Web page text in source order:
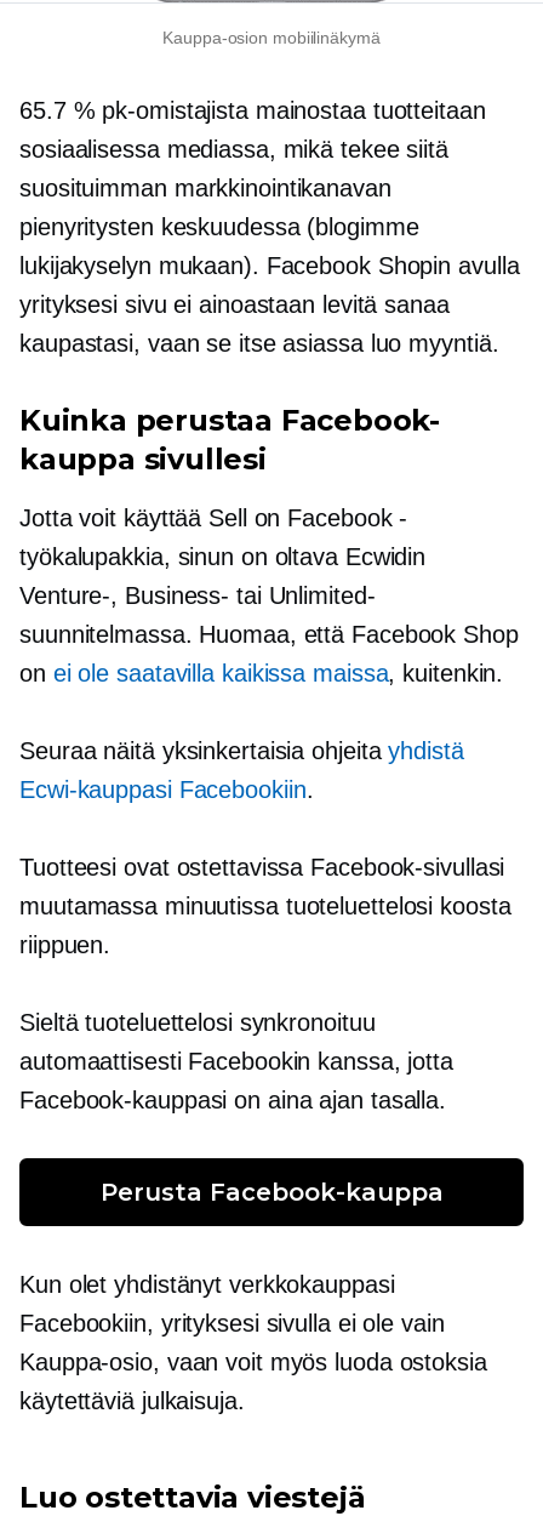
Kauppa-osion mobiilinäkymä
65.7 % pk-omistajista mainostaa tuotteitaan
sosiaalisessa mediassa, mikä tekee siitä
suosituimman markkinointikanavan
pienyritysten keskuudessa (blogimme
lukijakyselyn mukaan). Facebook Shopin avulla
yrityksesi sivu ei ainoastaan ​​levitä sanaa
kaupastasi, vaan se itse asiassa luo myyntiä.
Kuinka perustaa Facebook-
kauppa sivullesi
Jotta voit käyttää Sell on Facebook -
työkalupakkia, sinun on oltava Ecwidin
Venture-, Business- tai Unlimited-
suunnitelmassa. Huomaa, että Facebook Shop
on ei ole saatavilla kaikissa maissa, kuitenkin.
Seuraa näitä yksinkertaisia ​​ohjeitayhdistä
Ecwi-kauppasi Facebookiin.
Tuotteesi ovat ostettavissa Facebook-sivullasi
muutamassa minuutissa tuoteluettelosi koosta
riippuen.
Sieltä tuoteluettelosi synkronoituu
automaattisesti Facebookin kanssa, jotta
Facebook-kauppasi on aina ajan tasalla.
Perusta Facebook-kauppa
Kun olet yhdistänyt verkkokauppasi
Facebookiin, yrityksesi sivulla ei ole vain
Kauppa-osio, vaan voit myös luoda ostoksia
käytettäviä julkaisuja.
Luo ostettavia viestejä